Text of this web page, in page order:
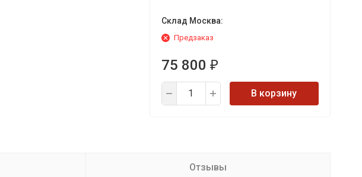
Склад Москва:
Предзаказ
75 800 ₽
В корзину
Отзывы